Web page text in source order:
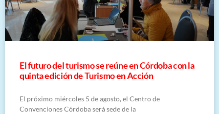
El futuro del turismo se reúne en Córdoba con la
quinta edición de Turismo en Acción
El próximo miércoles 5 de agosto, el Centro de
Convenciones Córdoba será sede de la